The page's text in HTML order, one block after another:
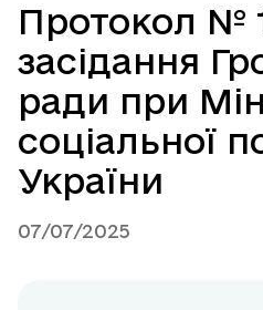
Протокол №
засідання
ради при
соціальної
України
07/07/2025